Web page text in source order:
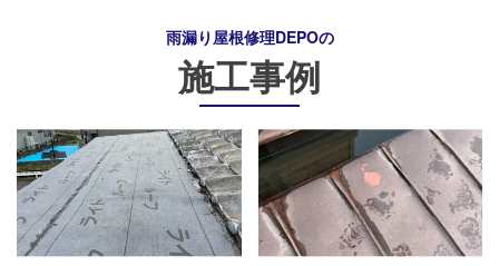
雨漏り屋根修理DEPOの
施工事例